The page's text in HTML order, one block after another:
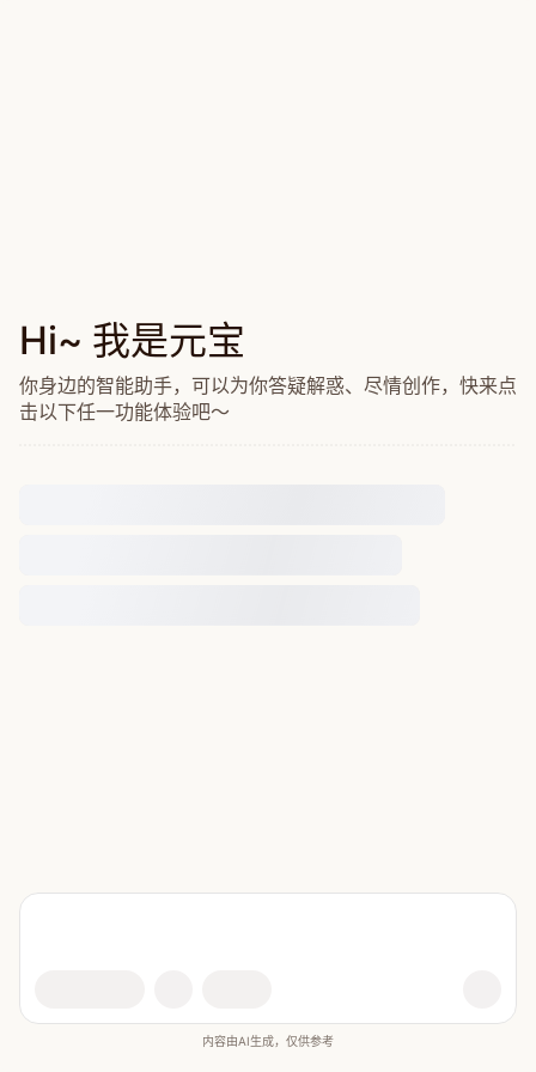
Hi~ 我是元宝
你身边的智能助手，可以为你答疑解惑、尽情创作，快来点
击以下任一功能体验吧～
内容由AI生成，仅供参考